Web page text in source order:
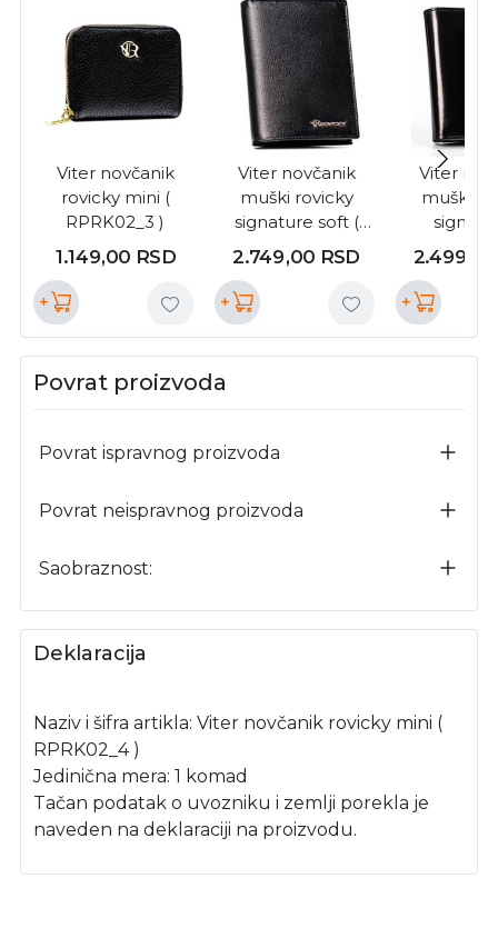
Viter novčanik
rovicky mini (
RPRK02_3 )
1.149,00 RSD
+
Viter novčanik
muški rovicky
signature soft (
N992PDM_1 )
2.749,00 RSD
+
Viter
muški
+
Povrat proizvoda
Povrat ispravnog proizvoda
Povrat neispravnog proizvoda
Saobraznost:
Deklaracija
Naziv i šifra artikla: Viter novčanik rovicky mini (
RPRK02_4 )
Jedinična mera: 1 komad
Tačan podatak o uvozniku i zemlji porekla je
naveden na deklaraciji na proizvodu.